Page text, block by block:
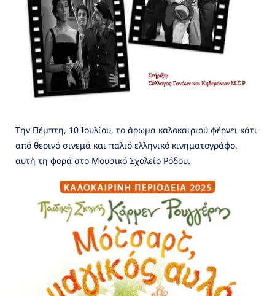
Την Πέμπτη, 10 Ιουλίου, το άρωμα καλοκαιριού φέρνει κάτι
από θερινό σινεμά και παλιό ελληνικό κινηματογράφο,
αυτή τη φορά στο Μουσικό Σχολείο Ρόδου.